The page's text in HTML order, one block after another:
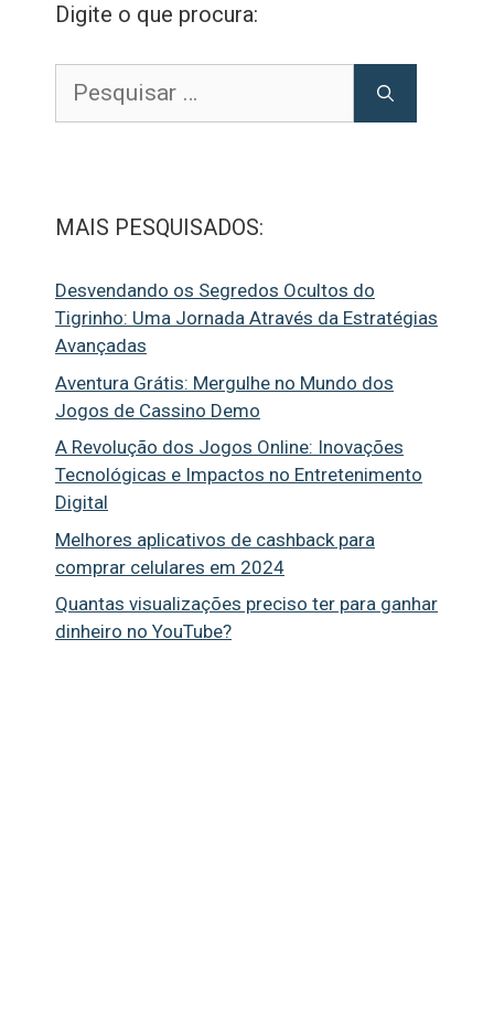
Digite o que procura:
por:
MAIS PESQUISADOS:
Desvendando os Segredos Ocultos do
Tigrinho: Uma Jornada Através da Estratégias
Avançadas
Aventura Grátis: Mergulhe no Mundo dos
Jogos de Cassino Demo
A Revolução dos Jogos Online: Inovações
Tecnológicas e Impactos no Entretenimento
Digital
Melhores aplicativos de cashback para
comprar celulares em 2024
Quantas visualizações preciso ter para ganhar
dinheiro no YouTube?